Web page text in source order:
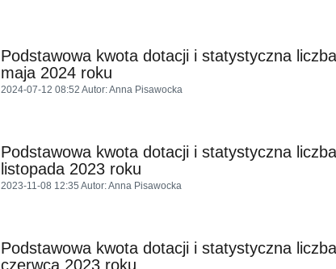
Podstawowa kwota dotacji i statystyczna
maja 2024 roku
2024-07-12 08:52 Autor: Anna Pisawocka
Podstawowa kwota dotacji i statystyczna
listopada 2023 roku
2023-11-08 12:35 Autor: Anna Pisawocka
Podstawowa kwota dotacji i statystyczna
czerwca 2023 roku